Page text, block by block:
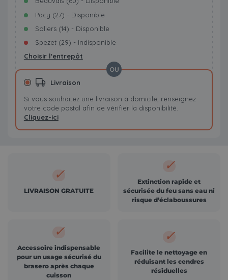
Pacy (27) - Disponible
Soliers (14) - Disponible
Spezet (29) - Indisponible
Choisir l'entrepôt
OU
Livraison
Si vous souhaitez une livraison à domicile, renseignez
votre code postal afin de vérifier la disponibilité.
Cliquez-ici
✓
LIVRAISON GRATUITE
✓
Extinction rapide et
sécurisée du feu sans eau ni
risque d’éclaboussures
✓
Accessoire indispensable
pour un usage sécurisé du
brasero après chaque
cuisson
✓
Facilite le nettoyage en
réduisant les cendres
résiduelles